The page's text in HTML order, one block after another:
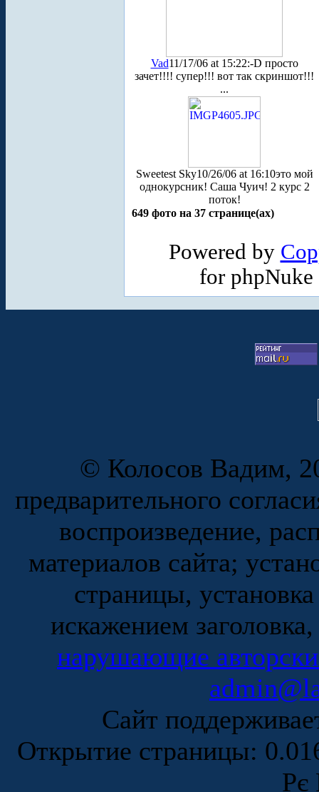
Vad11/17/06 at 15:22:-D просто
зачет!!!! супер!!! вот так скриншот!!!
...
Sweetest Sky10/26/06 at 16:10это мой
однокурсник! Саша Чуич! 2 курс 2
поток!
649 фото на 37 странице(ах)
Powered by
for
© Колосов Вадим,
предварительного
воспроизведение,
материалов сайта;
страницы,
искажением
нарушающие
Сайт
Открытие страницы:
Рє